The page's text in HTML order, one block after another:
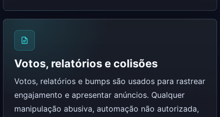
Votos, relatórios e colisões
Votos, relatórios e bumps são usados ​​para rastrear
engajamento e apresentar anúncios. Qualquer
manipulação abusiva, automação não autorizada,